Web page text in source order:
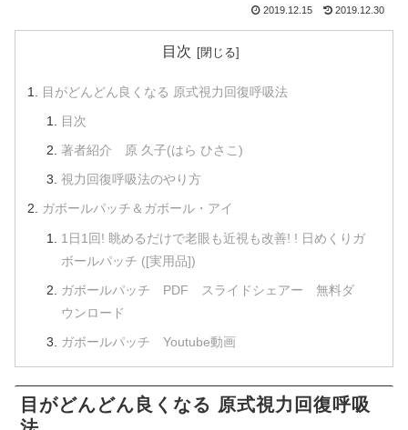
2019.12.15 2019.12.30
目次
目がどんどん良くなる 原式視力回復呼吸法
目次
著者紹介 原 久子(はら ひさこ)
視力回復呼吸法のやり方
ガボールパッチ＆ガボール・アイ
1日1回! 眺めるだけで老眼も近視も改善! ! 日めくりガ
ボールパッチ ([実用品])
ガボールパッチ PDF スライドシェアー 無料ダ
ウンロード
ガボールパッチ Youtube動画
目がどんどん良くなる 原式視力回復呼吸